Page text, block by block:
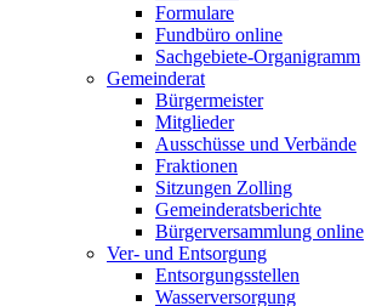
Formulare
Fundbüro online
Sachgebiete-Organigramm
Gemeinderat
Bürgermeister
Mitglieder
Ausschüsse und Verbände
Fraktionen
Sitzungen Zolling
Gemeinderatsberichte
Bürgerversammlung online
Ver- und Entsorgung
Entsorgungsstellen
Wasserversorgung